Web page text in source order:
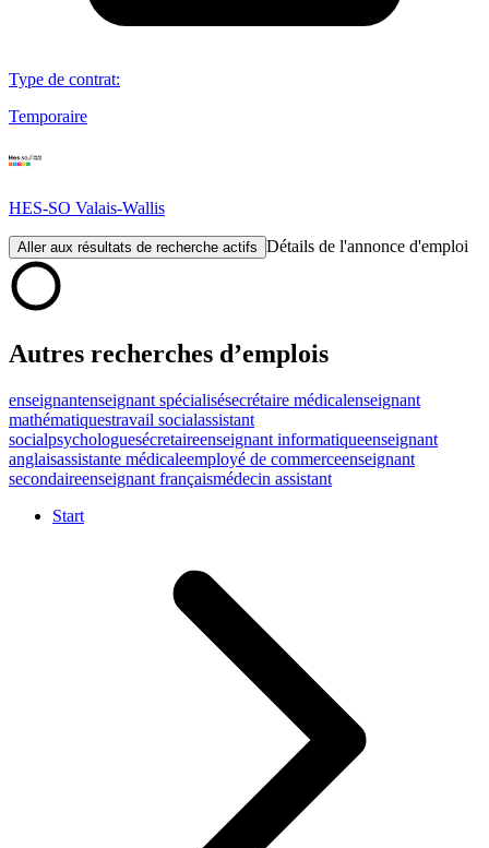
Type de contrat:
Temporaire
HES-SO Valais-Wallis
Aller aux résultats de recherche actifs Détails de l'annonce d'emploi
Autres recherches d’emplois
enseignantenseignant spécialisésecrétaire médicalenseignant
mathématiquestravail socialassistant
socialpsychologuesécretaireenseignant informatiqueenseignant
anglaisassistante médicaleemployé de commerceenseignant
secondaireenseignant françaismédecin assistant
Start